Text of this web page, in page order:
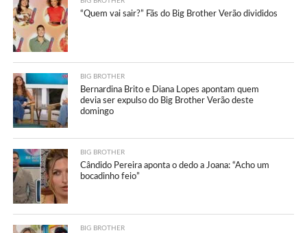
“Quem vai sair?” Fãs do Big Brother Verão divididos
BIG BROTHER
Bernardina Brito e Diana Lopes apontam quem
devia ser expulso do Big Brother Verão deste
domingo
BIG BROTHER
Cândido Pereira aponta o dedo a Joana: “Acho um
bocadinho feio”
BIG BROTHER